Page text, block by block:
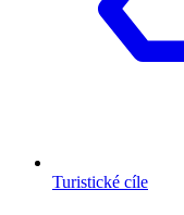
Turistické cíle